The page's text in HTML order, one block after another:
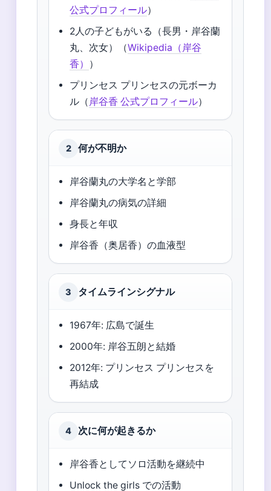
公式プロフィール）
2人の子どもがいる（長男・岸谷蘭
丸、次女）（Wikipedia（岸谷
香） ）
プリンセス プリンセスの元ボーカ
ル（ 岸谷香 公式プロフィール）
2 何が不明か
岸谷蘭丸の大学名と学部
岸谷蘭丸の病気の詳細
身長と年収
岸谷香（奥居香）の血液型
3 タイムラインシグナル
1967年: 広島で誕生
2000年: 岸谷五朗と結婚
2012年: プリンセス プリンセスを
再結成
4 次に何が起きるか
岸谷香としてソロ活動を継続中
Unlock the girls での活動